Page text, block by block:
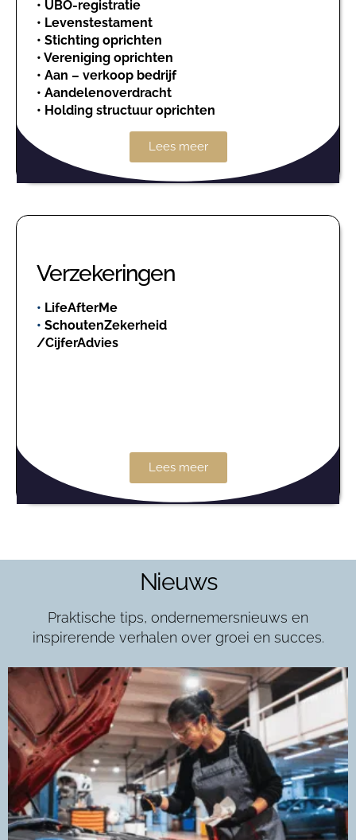
• UBO-registratie
• Levenstestament
• Stichting oprichten
• Vereniging oprichten
• Aan – verkoop bedrijf
• Aandelenoverdracht
• Holding structuur oprichten
Lees meer
Verzekeringen
• LifeAfterMe
• SchoutenZekerheid
/CijferAdvies
Lees meer
Nieuws
Praktische tips, ondernemersnieuws en
inspirerende verhalen over groei en succes.